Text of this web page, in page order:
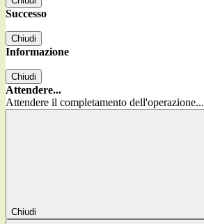
Successo
Chiudi
Informazione
Chiudi
Attendere...
Attendere il completamento dell'operazione...
Chiudi